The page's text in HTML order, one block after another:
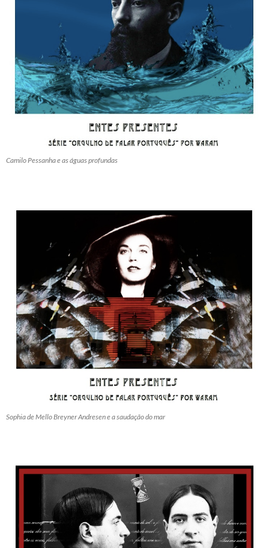
Camilo Pessanha e as águas profundas
Sophia de Mello Breyner Andresen e a saudação do mar